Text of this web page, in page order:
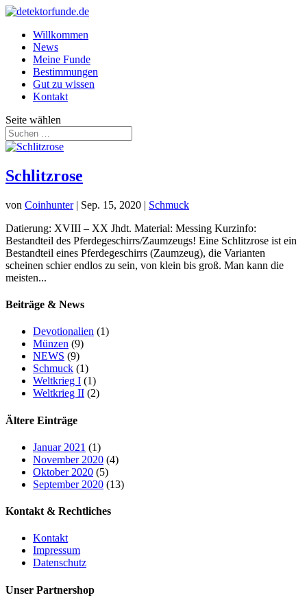
Willkommen
News
Meine Funde
Bestimmungen
Gut zu wissen
Kontakt
Seite wählen
Schlitzrose
von Coinhunter| Sep. 15, 2020 | Schmuck
Datierung: XVIII – XX Jhdt. Material: Messing Kurzinfo:
Bestandteil des Pferdegeschirrs/Zaumzeugs! Eine Schlitzrose ist ein
Bestandteil eines Pferdegeschirrs (Zaumzeug), die Varianten
scheinen schier endlos zu sein, von klein bis groß. Man kann die
meisten...
Beiträge & News
Devotionalien (1)
Münzen (9)
NEWS (9)
Schmuck (1)
Weltkrieg I (1)
Weltkrieg II (2)
Ältere Einträge
Januar 2021 (1)
November 2020 (4)
Oktober 2020 (5)
September 2020 (13)
Kontakt & Rechtliches
Kontakt
Impressum
Datenschutz
Unser Partnershop